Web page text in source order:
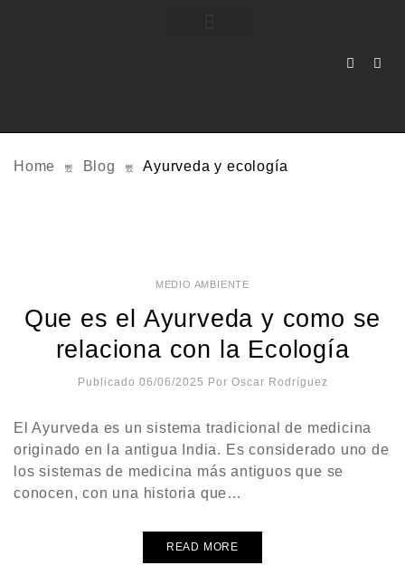
Home Blog Ayurveda y ecología
MEDIO AMBIENTE
Que es el Ayurveda y como se
relaciona con la Ecología
Publicado 06/06/2025 Por Oscar Rodríguez
El Ayurveda es un sistema tradicional de medicina
originado en la antigua India. Es considerado uno de
los sistemas de medicina más antiguos que se
conocen, con una historia que…
READ MORE